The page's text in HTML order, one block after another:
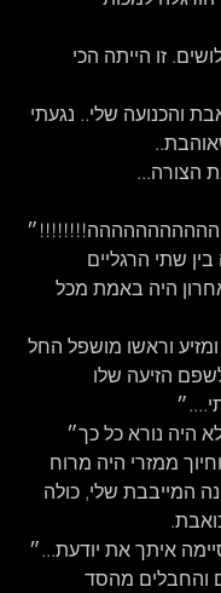
זו הייתה הכי
והכנועה שלי.. נגעתי
הצורה...
שתי הרגליים
היה באמת מכל
וראשו מושפל החל
הזיעה שלו
היה נורא כל כך״
ממזרי היה מרוח
המייבבת שלי, כולה
איתך את יודעת...״
והחבלים מהסד